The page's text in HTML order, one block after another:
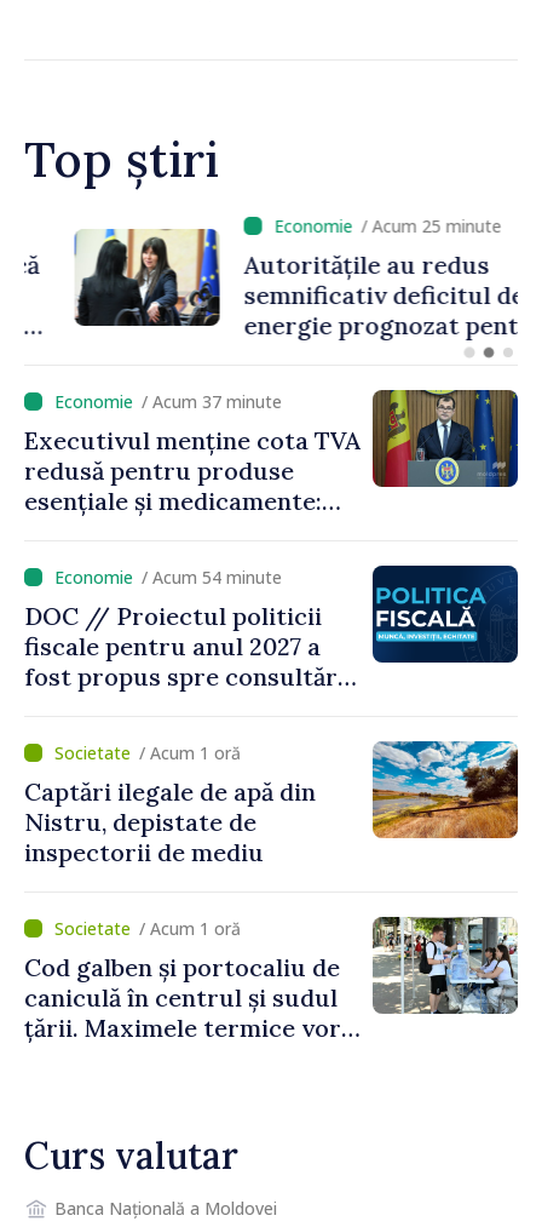
Top știri
/ Acum 25 minute
Autoritățile au redus
semnificativ deficitul de
energie prognozat pentru
/ Acum 37 minute
Executivul menține cota TVA
redusă pentru produse
esențiale și medicamente:
pe seama consumului de
bază al oamenilor”
/ Acum 54 minute
DOC // Proiectul politicii
fiscale pentru anul 2027 a
fost propus spre consultări
/ Acum 1 oră
Captări ilegale de apă din
Nistru, depistate de
inspectorii de mediu
/ Acum 1 oră
Cod galben și portocaliu de
caniculă în centrul și sudul
țării. Maximele termice vor
Curs valutar
Banca Națională a Moldovei